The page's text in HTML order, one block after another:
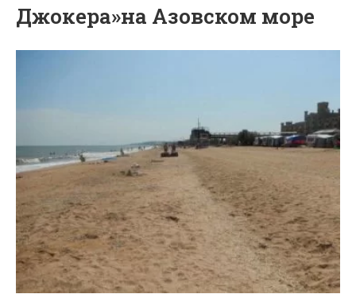
Джокера»на Азовском море